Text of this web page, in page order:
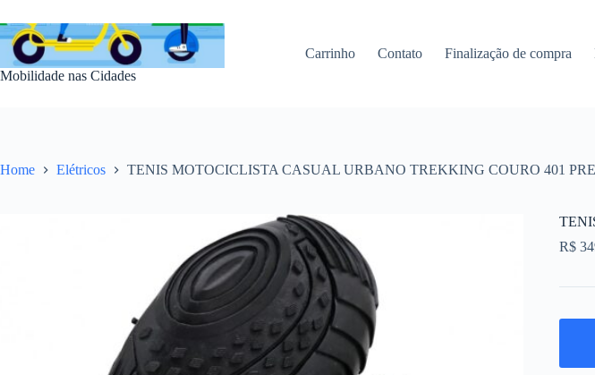
para
o
conteúdo
Mobilidade nas Cidades
Carrinho Contato Finalização de compra
Home Elétricos TENIS MOTOCICLISTA CASUAL URBANO TREKKING COURO 401
R$